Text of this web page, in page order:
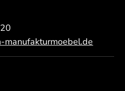
manufakturmoebel.de